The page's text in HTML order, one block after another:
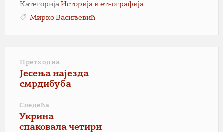
Категорија Историја и етнографија
Мирко Васиљевић
Претходна
Јесења најезда
смрдибуба
Следећа
Укрина
спаковала четири